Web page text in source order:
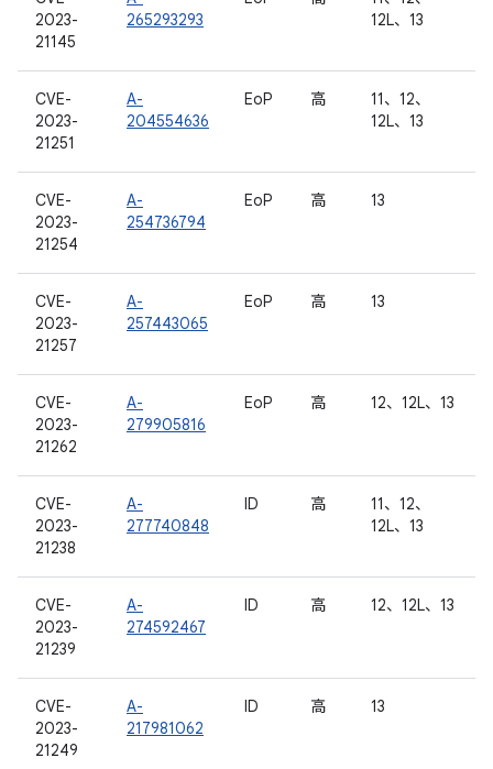
2023-
21145
265293293
12L、13
CVE-
2023-
21251
A-
204554636
EoP 高
11、12、
12L、13
CVE-
2023-
21254
A-
254736794
EoP 高 13
CVE-
2023-
21257
A-
257443065
EoP 高 13
CVE-
2023-
21262
A-
279905816
EoP 高 12、12L、13
CVE-
2023-
21238
A-
277740848
ID 高
11、12、
12L、13
CVE-
2023-
21239
A-
274592467
ID 高 12、12L、13
CVE-
2023-
21249
A-
217981062
ID 高 13